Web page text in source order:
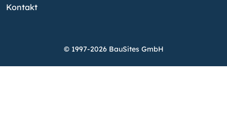
Kontakt
© 1997-2026 BauSites GmbH